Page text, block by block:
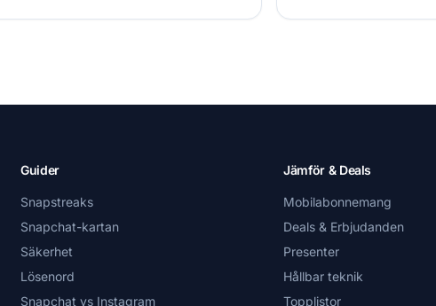
Guider
Snapstreaks
Snapchat-kartan
Säkerhet
Lösenord
Snapchat vs Instagram
Jämför & Deals
Mobilabonnemang
Deals & Erbjudanden
Presenter
Hållbar teknik
Topplistor